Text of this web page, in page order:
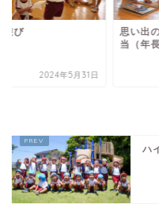
遊び
2024年5月31日
思い出
当（年長
ハ